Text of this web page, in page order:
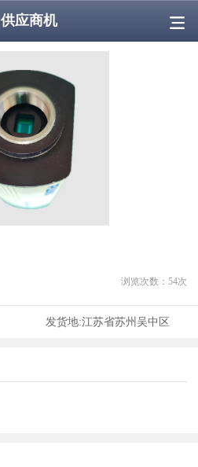
供应商机
浏览次数： 54次
发货地:江苏省苏州吴中区